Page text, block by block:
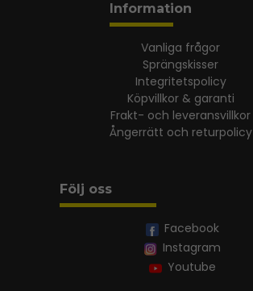
Information
Vanliga frågor
Sprängskisser
Integritetspolicy
Köpvillkor & garanti
Frakt- och leveransvillkor
Ångerrätt och returpolicy
Följ oss
Facebook
Instagram
Youtube